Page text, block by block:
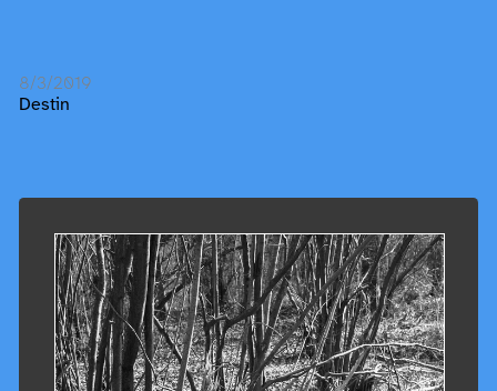
8/3/2019
Destin